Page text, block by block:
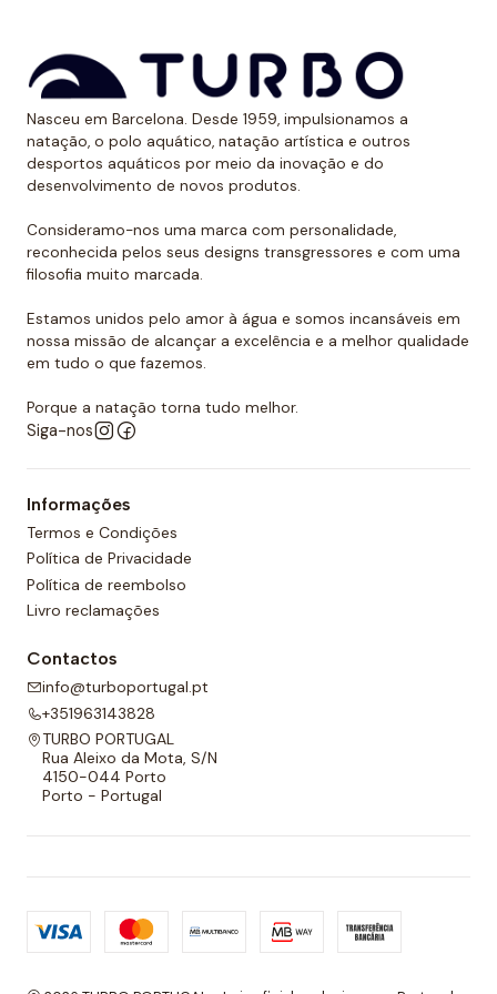
muito tempo sem sofrer desgaste.
Uso recomendado de calção para
polo aquático
Da Turbo recomendamos usar o calção para praticar
polo aquático ou treinar natação. Como se encaixa
perfeitamente no corpo, dificulta que o jogador de
polo aquático seja agarrado pelos rivais, algo de vital
importância. Além disso, nossos calções não arrastam
água durante o movimento, melhorando a mobilidade
do homem que os usa. É por isso que eles podem ser
usados sem qualquer problema para natação ou
desportos aquáticos semelhantes.
Além disso, todos os calções de polo aquático têm
um forro completo na frente e nas costas e um
cordão ajustável para melhor adaptabilidade.
Nasceu em Barcelona. Desde 1959, impulsionamos a
natação, o polo aquático, natação artística e outros
desportos aquáticos por meio da inovação e do
desenvolvimento de novos produtos.
Consideramo-nos uma marca com personalidade,
reconhecida pelos seus designs transgressores e com uma
filosofia muito marcada.
Estamos unidos pelo amor à água e somos incansáveis em
nossa missão de alcançar a excelência e a melhor qualidade
em tudo o que fazemos.
Porque a natação torna tudo melhor.
Siga-nos
Informações
Termos e Condições
Política de Privacidade
Política de reembolso
Livro reclamações
Contactos
info@turboportugal.pt
+351963143828
TURBO PORTUGAL
Rua Aleixo da Mota, S/N
4150-044 Porto
Porto - Portugal